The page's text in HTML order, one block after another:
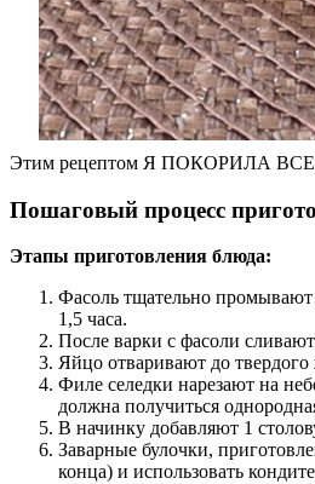
Этим рецептом Я ПОКОРИЛА
Пошаговый процесс
Этапы приготовления блюда:
Фасоль тщательно промывают
1,5 часа.
После варки с фасоли
Яйцо отваривают до
Филе селедки нарезают на
должна получиться
В начинку добавляют 1
Заварные булочки,
конца) и использовать